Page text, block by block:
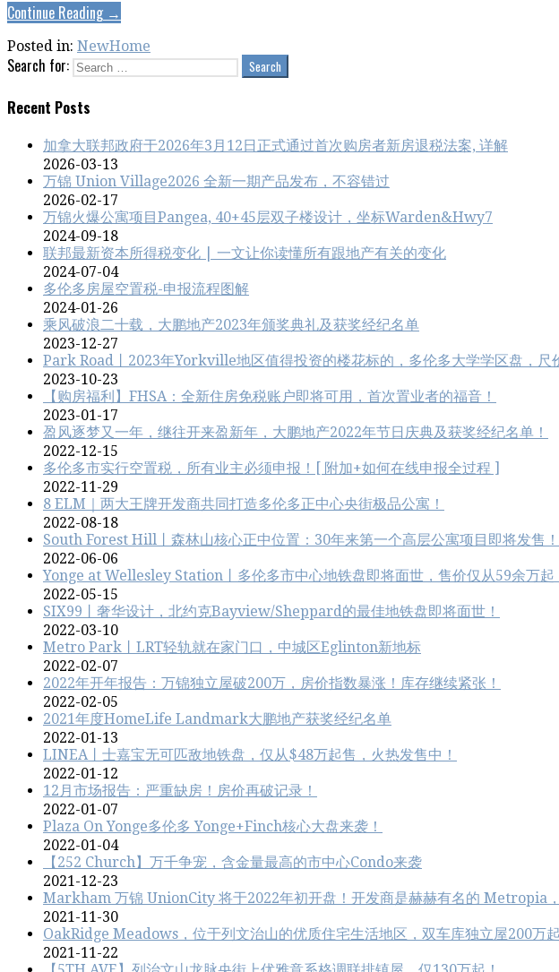
Continue Reading →
Posted in: NewHome
Search for:
Recent Posts
加拿大联邦政府于2026年3月12日正式通过首次购房者新房退税法案, 详解
2026-03-13
万锦 Union Village2026 全新一期产品发布，不容错过
2026-02-17
万锦火爆公寓项目Pangea, 40+45层双子楼设计，坐标Warden&Hwy7
2024-09-18
联邦最新资本所得税变化 | 一文让你读懂所有跟地产有关的变化
2024-07-04
多伦多房屋空置税-申报流程图解
2024-01-26
乘风破浪二十载，大鹏地产2023年颁奖典礼及获奖经纪名单
2023-12-27
Park Road丨2023年Yorkville地区值得投资的楼花标的，多伦多大学学区盘，尺
2023-10-23
【购房福利】FHSA：全新住房免税账户即将可用，首次置业者的福音！
2023-01-17
盈风逐梦又一年，继往开来盈新年，大鹏地产2022年节日庆典及获奖经纪名单！
2022-12-15
多伦多市实行空置税，所有业主必须申报！[ 附加+如何在线申报全过程 ]
2022-11-29
8 ELM｜两大王牌开发商共同打造多伦多正中心央街极品公寓！
2022-08-18
South Forest Hill丨森林山核心正中位置：30年来第一个高层公寓项目即将发售！
2022-06-06
Yonge at Wellesley Station丨多伦多市中心地铁盘即将面世，售价仅从59余万起
2022-05-15
SIX99丨奢华设计，北约克Bayview/Sheppard的最佳地铁盘即将面世！
2022-03-10
Metro Park丨LRT轻轨就在家门口，中城区Eglinton新地标
2022-02-07
2022年开年报告：万锦独立屋破200万，房价指数暴涨！库存继续紧张！
2022-02-05
2021年度HomeLife Landmark大鹏地产获奖经纪名单
2022-01-13
LINEA丨士嘉宝无可匹敌地铁盘，仅从$48万起售，火热发售中！
2022-01-12
12月市场报告：严重缺房！房价再破记录！
2022-01-07
Plaza On Yonge多伦多 Yonge+Finch核心大盘来袭！
2022-01-04
【252 Church】万千争宠，含金量最高的市中心Condo来袭
2021-12-23
Markham 万锦 UnionCity 将于2022年初开盘！开发商是赫赫有名的 Metropia，
2021-11-30
OakRidge Meadows，位于列文治‬山的优质住宅生活地区，双车库独立屋200万
2021-11-22